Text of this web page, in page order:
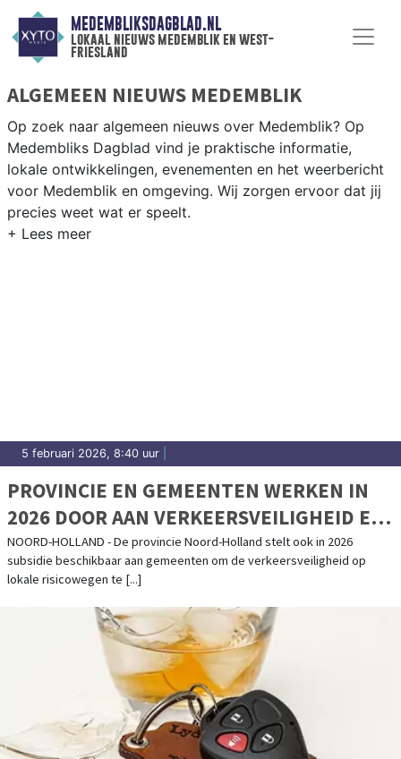
MEDEMBLIKSDAGBLAD.NL
lokaal nieuws medemblik en west-
friesland
ALGEMEEN NIEUWS MEDEMBLIK
Op zoek naar algemeen nieuws over Medemblik? Op
Medembliks Dagblad vind je praktische informatie,
lokale ontwikkelingen, evenementen en het weerbericht
voor Medemblik en omgeving. Wij zorgen ervoor dat jij
precies weet wat er speelt.
5 februari 2026, 8:40 uur
PROVINCIE EN GEMEENTEN WERKEN IN
2026 DOOR AAN VERKEERSVEILIGHEID EN
DOORFIETSROUTES
NOORD-HOLLAND - De provincie Noord-Holland stelt ook in 2026
subsidie beschikbaar aan gemeenten om de verkeersveiligheid op
lokale risicowegen te [...]